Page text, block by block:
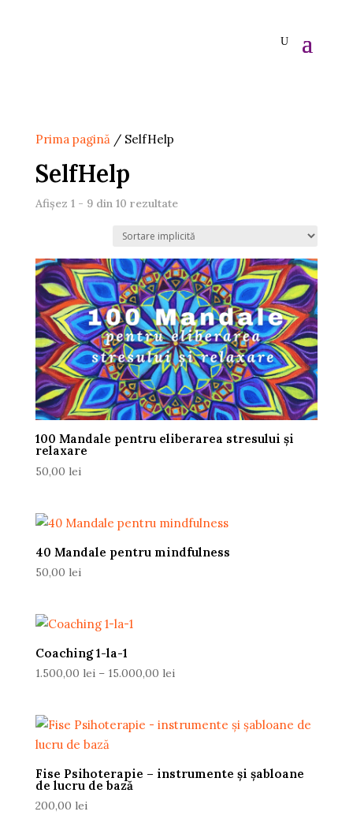
Prima pagină/ SelfHelp
SelfHelp
Afișez 1 - 9 din 10 rezultate
100 Mandale pentru eliberarea stresului și
relaxare
50,00 lei
40 Mandale pentru mindfulness
50,00 lei
Coaching 1-la-1
1.500,00 lei – 15.000,00 leiInterval
1.500,00 lei
15.000,00 lei
Fise Psihoterapie – instrumente și șabloane
de lucru de bază
200,00 lei